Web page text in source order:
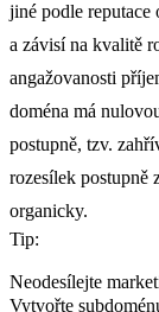
jiné podle reputace
a závisí na kvalitě
angažovanosti
doména má
postupně, tzv.
rozesílek postupně
organicky.
Tip:
Neodesílejte
Vytvořte